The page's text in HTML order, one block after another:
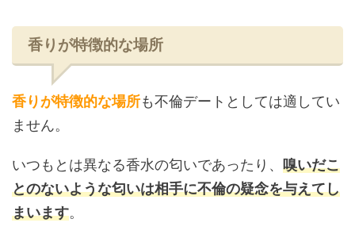
香りが特徴的な場所
香りが特徴的な場所も不倫デートとしては適してい
ません。
いつもとは異なる香水の匂いであったり、 嗅いだこ
とのないような匂いは相手に不倫の疑念を与えてし
まいます。